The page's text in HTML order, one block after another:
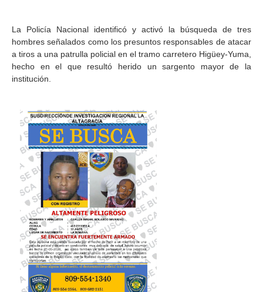
La Policía Nacional identificó y activó la búsqueda de tres
hombres señalados como los presuntos responsables de atacar
a tiros a una patrulla policial en el tramo carretero Higüey-Yuma,
hecho en el que resultó herido un sargento mayor de la
institución.